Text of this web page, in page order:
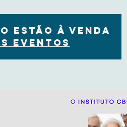
estão à venda
eventos